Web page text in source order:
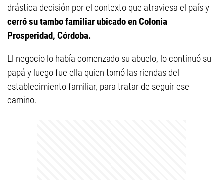
drástica decisión por el contexto que atraviesa el país y
cerró su tambo familiar ubicado en Colonia
Prosperidad, Córdoba.
El negocio lo había comenzado su abuelo, lo continuó su
papá y luego fue ella quien tomó las riendas del
establecimiento familiar, para tratar de seguir ese
camino.